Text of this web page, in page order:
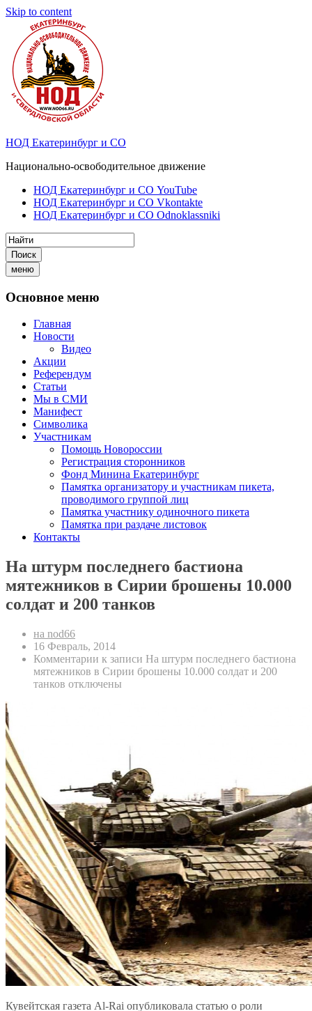
Skip to content
НОД Екатеринбург и СО
Национально-освободительное движение
НОД Екатеринбург и СО YouTube
НОД Екатеринбург и СО Vkontakte
НОД Екатеринбург и СО Odnoklassniki
Поиск
меню
Основное меню
Главная
Новости
Видео
Акции
Референдум
Статьи
Мы в СМИ
Манифест
Символика
Участникам
Помощь Новороссии
Регистрация сторонников
Фонд Минина Екатеринбург
Памятка организатору и участникам пикета,
проводимого группой лиц
Памятка участнику одиночного пикета
Памятка при раздаче листовок
Контакты
На штурм последнего бастиона
мятежников в Сирии брошены 10.000
солдат и 200 танков
на nod66
16 Февраль, 2014
Комментарии к записи На штурм последнего бастиона
мятежников в Сирии брошены 10.000 солдат и 200
танков отключены
Кувейтская газета Al-Rai опубликовала статью о роли